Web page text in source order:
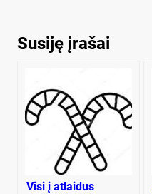
Susiję įrašai
Visi į atlaidus